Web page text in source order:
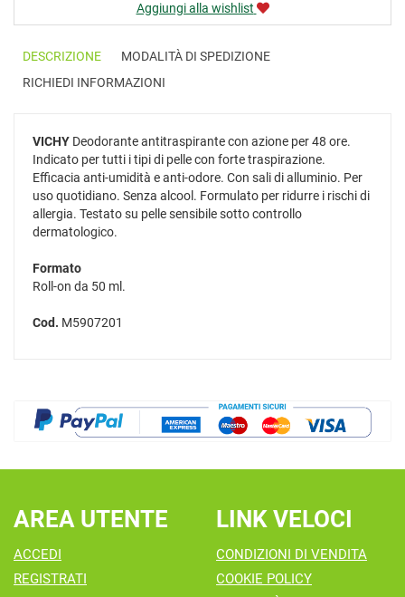
Aggiungi alla wishlist
DESCRIZIONE
MODALITÀ DI SPEDIZIONE
RICHIEDI INFORMAZIONI
VICHY Deodorante antitraspirante con azione per 48 ore.
Indicato per tutti i tipi di pelle con forte traspirazione.
Efficacia anti-umidità e anti-odore. Con sali di alluminio. Per
uso quotidiano. Senza alcool. Formulato per ridurre i rischi di
allergia. Testato su pelle sensibile sotto controllo
dermatologico.
Formato
Roll-on da 50 ml.
Cod. M5907201
AREA UTENTE
ACCEDI
REGISTRATI
LINK VELOCI
CONDIZIONI DI VENDITA
COOKIE POLICY